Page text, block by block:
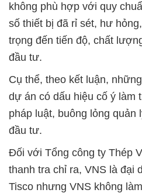
không phù hợp với quy
số thiết bị đã rỉ sét, hư
trọng đến tiến độ, chất
đầu tư.
Cụ thể, theo kết luận,
dự án có dấu hiệu cố ý làm
pháp luật, buông lỏng quản
đầu tư.
Đối với Tổng công ty Thép
thanh tra chỉ ra, VNS là đại
Tisco nhưng VNS không